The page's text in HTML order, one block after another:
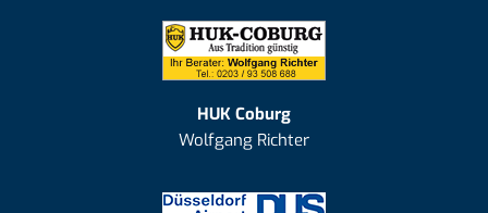
HUK Coburg
Wolfgang Richter